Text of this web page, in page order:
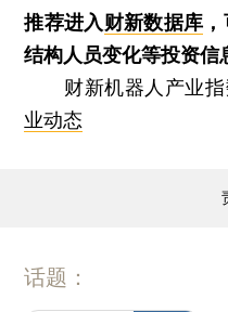
推荐进入财新数据库
结构人员变化等投资信
财新机器人产业指
业动态
话题：